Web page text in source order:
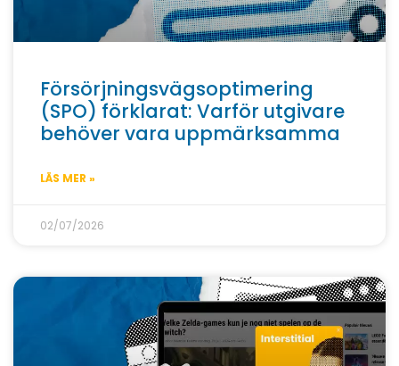
Försörjningsvägsoptimering
(SPO) förklarat: Varför utgivare
behöver vara uppmärksamma
LÄS MER »
02/07/2026